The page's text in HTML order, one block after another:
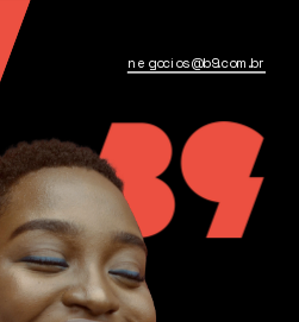
negocios@b9.com.br